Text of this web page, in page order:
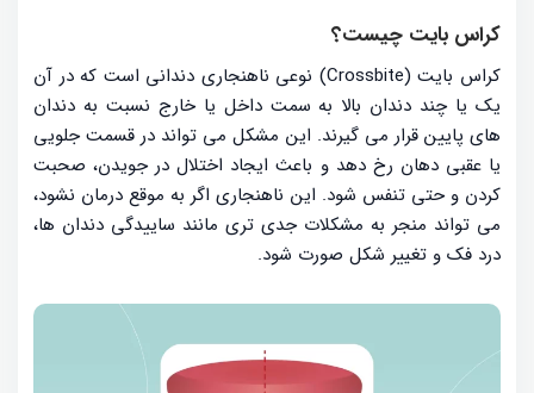
کراس بایت چیست؟
کراس بایت (Crossbite) نوعی ناهنجاری دندانی است که در آن
یک یا چند دندان بالا به سمت داخل یا خارج نسبت به دندان
های پایین قرار می گیرند. این مشکل می تواند در قسمت جلویی
یا عقبی دهان رخ دهد و باعث ایجاد اختلال در جویدن، صحبت
کردن و حتی تنفس شود. این ناهنجاری اگر به موقع درمان نشود،
می تواند منجر به مشکلات جدی تری مانند ساییدگی دندان ها،
درد فک و تغییر شکل صورت شود.